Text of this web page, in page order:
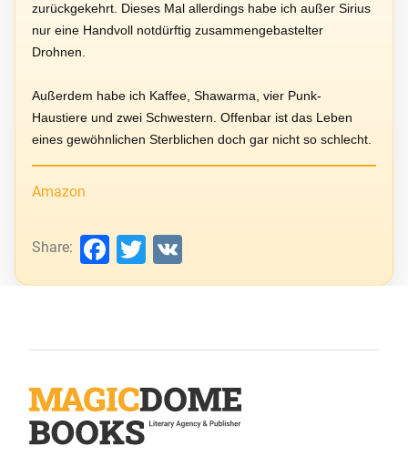
zurückgekehrt. Dieses Mal allerdings habe ich außer Sirius
nur eine Handvoll notdürftig zusammengebastelter
Drohnen.
Außerdem habe ich Kaffee, Shawarma, vier Punk-
Haustiere und zwei Schwestern. Offenbar ist das Leben
eines gewöhnlichen Sterblichen doch gar nicht so schlecht.
Amazon
Share: Facebook
Twitter